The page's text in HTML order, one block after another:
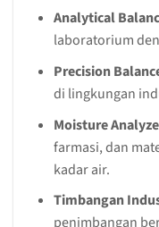
Analytical
laboratorium
Precision
di lingkungan
Moisture
farmasi, dan
kadar air.
Timbangan
penimbangan